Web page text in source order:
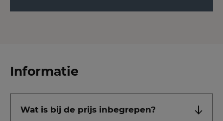
Informatie
Wat is bij de prijs inbegrepen?